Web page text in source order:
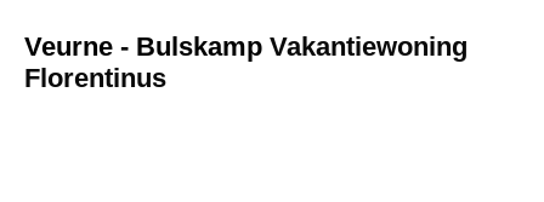
Veurne - Bulskamp Vakantiewoning
Florentinus